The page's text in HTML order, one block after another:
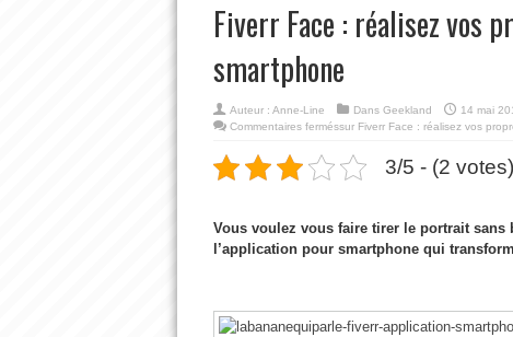
Fiverr Face : réalisez vos
smartphone
Auteur : Anne-Line Dans Geekland
14 mai
Commentaires ferméssur Fiverr Face : réalisez vos
3/5 - (2 votes)
Vous voulez vous faire tirer le portrait sans
l’application pour smartphone qui